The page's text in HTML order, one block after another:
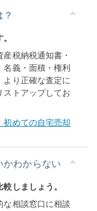
税納税通知書・
義・面積・権利
より正確な査定に
ストアップしてお
初めての自宅売却
かわからない
しましょう。
な相談窓口に相談